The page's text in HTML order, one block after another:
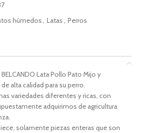
húmedos, Latas, Perros
Lata Pollo Pato Mijo y
alta calidad para su perro.
variedades diferentes y ricas, con
adquirimos de agricultura
solamente piezas enteras que son